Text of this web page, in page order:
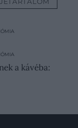
a kávéba: